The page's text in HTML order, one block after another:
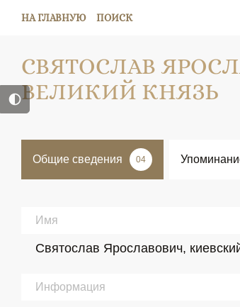
НА ГЛАВНУЮ ПОИСК
СВЯТОСЛАВ
ВЕЛИКИЙ КНЯЗЬ
Общие сведения 04
Имя
Святослав Ярославович,
Информация